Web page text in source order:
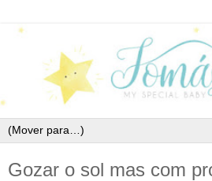
Gozar o sol mas com